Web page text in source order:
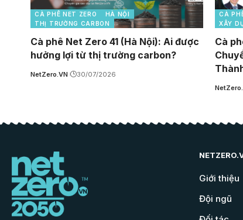
CÀ PHÊ NET ZERO
HÀ NỘI
THỊ TRƯỜNG CARBON
Cà phê Net Zero 41 (Hà Nội): Ai được
hưởng lợi từ thị trường carbon?
NetZero.VN 30/07/2026
CÀ
XÂY
Cà
Giới thiệu
Đội ngũ